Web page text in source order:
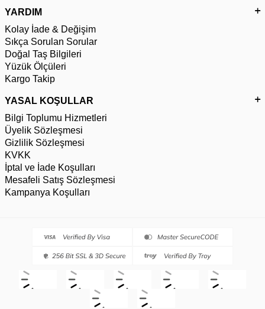
YARDIM
Kolay İade & Değişim
Sıkça Sorulan Sorular
Doğal Taş Bilgileri
Yüzük Ölçüleri
Kargo Takip
YASAL KOŞULLAR
Bilgi Toplumu Hizmetleri
Üyelik Sözleşmesi
Gizlilik Sözleşmesi
KVKK
İptal ve İade Koşulları
Mesafeli Satış Sözleşmesi
Kampanya Koşulları